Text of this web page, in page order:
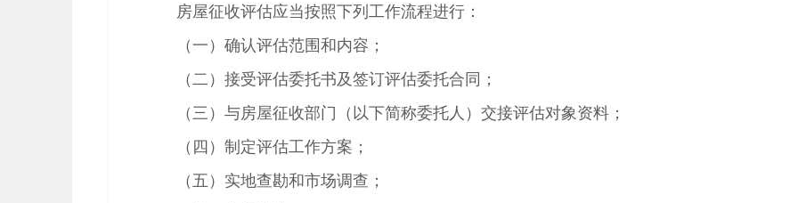
房屋征收评估应当按照下列工作流程进行：
（一）确认评估范围和内容；
（二）接受评估委托书及签订评估委托合同；
（三）与房屋征收部门（以下简称委托人）交接评估对象资料；
（四）制定评估工作方案；
（五）实地查勘和市场调查；